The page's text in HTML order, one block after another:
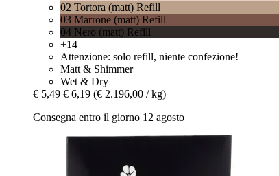
02 Tortora (matt) Refill
03 Marrone (matt) Refill
04 Nero (matt) Refill
+14
Attenzione: solo refill, niente confezione!
Matt & Shimmer
Wet & Dry
€ 5,49 € 6,19 (€ 2.196,00 / kg)
Consegna entro il giorno 12 agosto